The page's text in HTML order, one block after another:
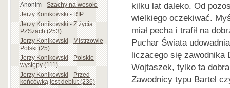
Anonim-Szachy na wesoło
Jerzy Konikowski-RIP
Jerzy Konikowski-Z życia
PZSzach (253)
Jerzy Konikowski-Mistrzowie
Polski (25)
Jerzy Konikowski-Polskie
występy (111)
Jerzy Konikowski-Przed
końcówką jest debiut (236)
kilku lat daleko. Od
wielkiego oczekiwać.
miał pecha i trafił na
Puchar Świata
liczacego się zawodnika
Wojtaszek, tylko ta
Zawodnicy typu Bartel